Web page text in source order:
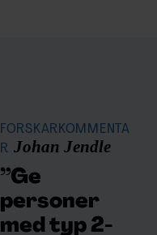
FORSKARKOMMENTA
R Johan Jendle
”Ge
personer
med typ 2-